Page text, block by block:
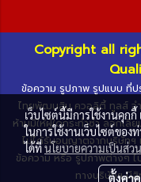
Copyright all
ข้อความ รูปภาพ รูปแบบ ที่
ไทยพัฒนสิน ควอลิตี้ ทูลส์ จำ
ห้ามมิให้ผู้ใดกระทำซ้ำ ลอกเลี
ไม่ได้รับอนุญาตจากบริษัทฯ
ข้อความ หรือ รูปภาพต่างๆ ไ
ทางบริษัทฯ มี
เว็บไซต์นี้มีการใช้งานคุ
ในการใช้งานเว็บไซต์ขอ
ได้ที่นโยบายความเป็นส่ว
ตั้งค่า